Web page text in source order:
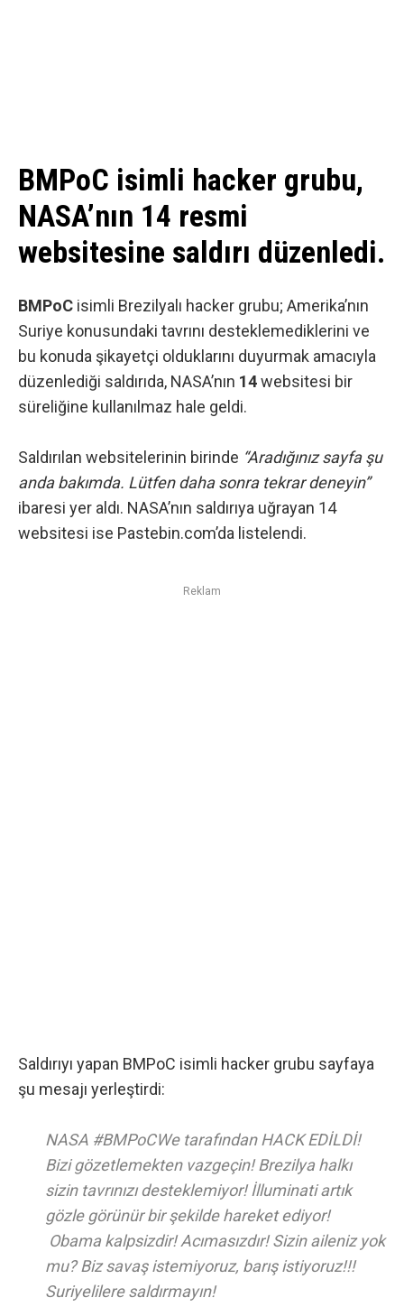
BMPoC isimli hacker grubu,
NASA’nın 14 resmi
websitesine saldırı düzenledi.
BMPoC isimli Brezilyalı hacker grubu; Amerika’nın
Suriye konusundaki tavrını desteklemediklerini ve
bu konuda şikayetçi olduklarını duyurmak amacıyla
düzenlediği saldırıda, NASA’nın 14websitesi bir
süreliğine kullanılmaz hale geldi.
Saldırılan websitelerinin birinde “Aradığınız sayfa şu
anda bakımda. Lütfen daha sonra tekrar deneyin”
ibaresi yer aldı. NASA’nın saldırıya uğrayan 14
websitesi ise Pastebin.com’da listelendi.
Reklam
Saldırıyı yapan BMPoC isimli hacker grubu sayfaya
şu mesajı yerleştirdi:
NASA #BMPoCWe tarafından HACK EDİLDİ!
Bizi gözetlemekten vazgeçin! Brezilya halkı
sizin tavrınızı desteklemiyor! İlluminati artık
gözle görünür bir şekilde hareket ediyor!
Obama kalpsizdir! Acımasızdır! Sizin aileniz yok
mu? Biz savaş istemiyoruz, barış istiyoruz!!!
Suriyelilere saldırmayın!